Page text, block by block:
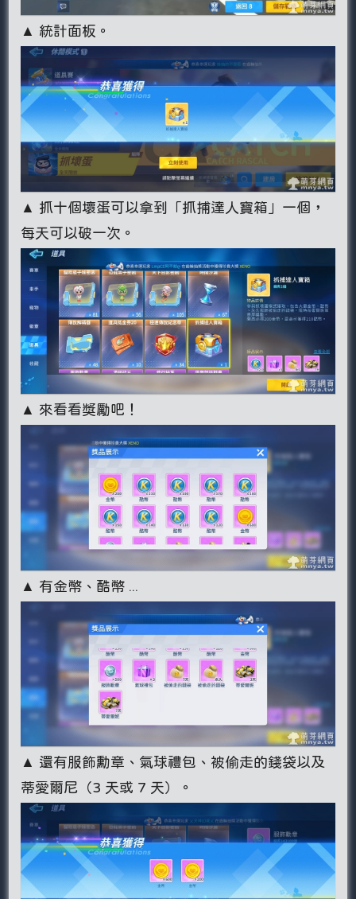
▲ 統計面板。
▲ 抓十個壞蛋可以拿到「抓捕達人寶箱」一個，
每天可以破一次。
▲ 來看看獎勵吧！
▲ 有金幣、酷幣 ...
▲ 還有服飾勳章、氣球禮包、被偷走的錢袋以及
蒂愛爾尼（3 天或 7 天）。